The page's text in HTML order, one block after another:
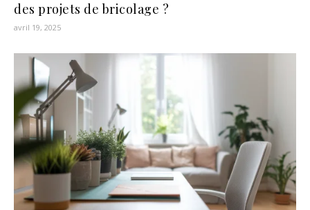
des projets de bricolage ?
avril 19, 2025